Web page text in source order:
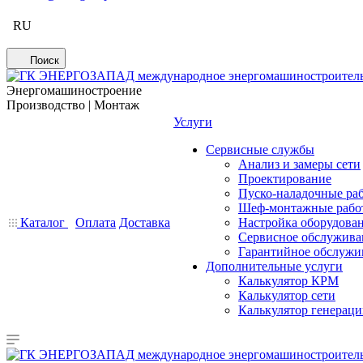
RU
Поиск
Энергомашиностроение
Производство | Монтаж
Каталог Оплата Доставка
Услуги
Сервисные службы
Анализ и замеры сети
Проектирование
Пуско-наладочные
Шеф-монтажные
Настройка
Сервисное
Гарантийное
Дополнительные услуги
Калькулятор КРМ
Калькулятор сети
Калькулятор